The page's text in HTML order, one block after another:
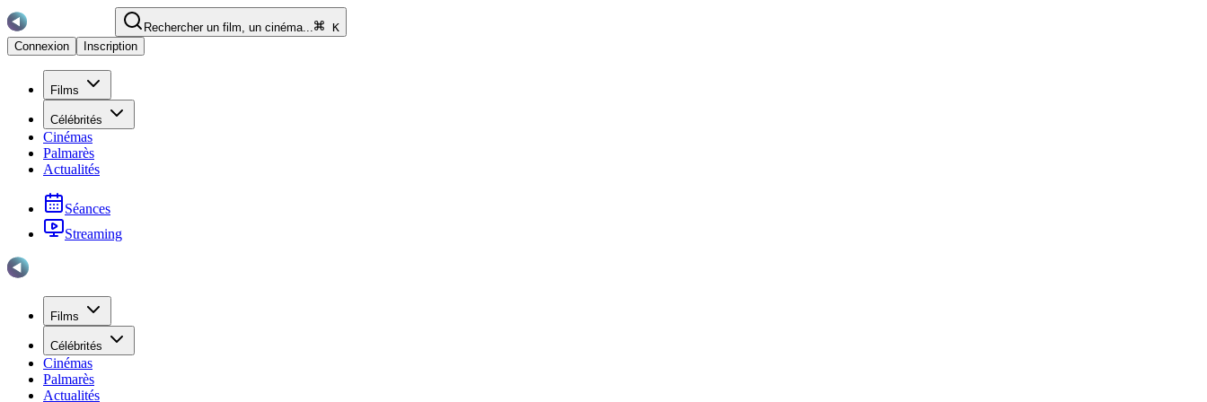
Rechercher un film, un cinéma...
K
Connexion
Inscription
Films
Célébrités
Cinémas
Palmarès
Actualités
Séances
Streaming
Films
Célébrités
Cinémas
Palmarès
Actualités